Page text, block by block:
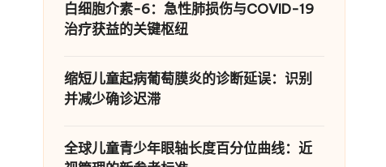
白细胞介素-6：急性肺损伤与COVID-19
治疗获益的关键枢纽
缩短儿童起病葡萄膜炎的诊断延误：识别
并减少确诊迟滞
全球儿童青少年眼轴长度百分位曲线：近